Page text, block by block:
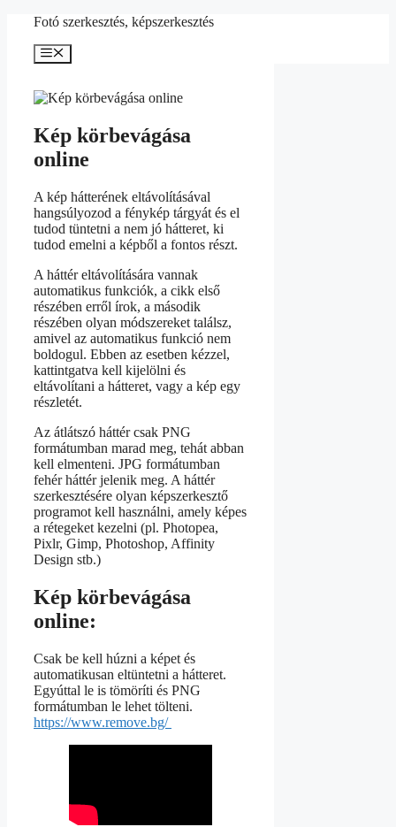
Kilépés
tartalomba
Fotó szerkesztés, képszerkesztés
Menü
Kép körbevágása
online
A kép hátterének eltávolításával
hangsúlyozod a fénykép tárgyát és el
tudod tüntetni a nem jó hátteret, ki
tudod emelni a képből a fontos részt.
A háttér eltávolítására vannak
automatikus funkciók, a cikk első
részében erről írok, a második
részében olyan módszereket találsz,
amivel az automatikus funkció nem
boldogul. Ebben az esetben kézzel,
kattintgatva kell kijelölni és
eltávolítani a hátteret, vagy a kép egy
részletét.
Az átlátszó háttér csak PNG
formátumban marad meg, tehát abban
kell elmenteni. JPG formátumban
fehér háttér jelenik meg. A háttér
szerkesztésére olyan képszerkesztő
programot kell használni, amely képes
a rétegeket kezelni (pl. Photopea,
Pixlr, Gimp, Photoshop, Affinity
Design stb.)
Kép körbevágása
online:
Csak be kell húzni a képet és
automatikusan eltüntetni a hátteret.
Egyúttal le is tömöríti és PNG
formátumban le lehet tölteni.
https://www.remove.bg/